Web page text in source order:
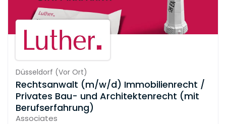
Düsseldorf (Vor Ort)
Rechtsanwalt (m/w/d) Immobilienrecht /
Privates Bau- und Architektenrecht (mit
Berufserfahrung)
Associates